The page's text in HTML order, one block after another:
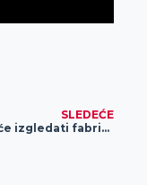
SLEDEĆE
Ovako će izgledati fabrika Eseks u Zrenjaninu (FOTO)